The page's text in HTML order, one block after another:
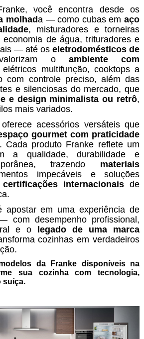
você encontra desde os
molhada — como cubas emaço
, misturadores e torneiras
de água, trituradores e
— até oseletrodomésticos de
o ambiente com
elétricos multifunção, cooktops a
com controle preciso, além das
e silenciosas do mercado, que
e design minimalista ou retrô,
mais variados.
acessórios versáteis que
gourmet com praticidade
Cada produto Franke reflete um
a qualidade, durabilidade e
trazendo materiais
impecáveis e soluções
certificações internacionais de
apostar em uma experiência de
com desempenho profissional,
e o legado de uma marca
cozinhas em verdadeiros
da Franke disponíveis na
sua cozinha com tecnologia,
suíça.